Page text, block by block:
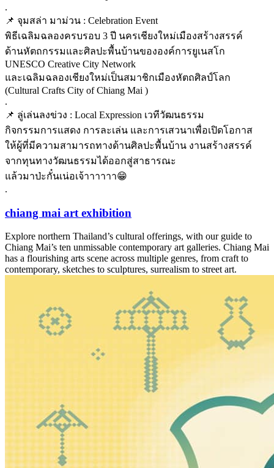
.
📌 จุมสล่า มาม่วน : Celebration Event
พิธีเฉลิมฉลองครบรอบ 3 ปี นครเชียงใหม่เมืองสร้างสรรค์
ด้านหัตถกรรมและศิลปะพื้นบ้านขององค์การยูเนสโก
UNESCO Creative City Network
และเฉลิมฉลองเชียงใหม่เป็นสมาชิกเมืองหัตถศิลป์โลก
(Cultural Crafts City of Chiang Mai )
.
📌 ลู่เล่นลงข่วง : Local Expression เวทีวัฒนธรรม
กิจกรรมการแสดง การละเล่น และการเสวนาเพื่อเปิดโอกาส
ให้ผู้ที่มีความสามารถทางด้านศิลปะพื้นบ้าน งานสร้างสรรค์
จากทุนทางวัฒนธรรมได้ออกสู่สาธารณะ
แล้วมาป่ะกั๋นเน่อเจ้าาาาาา😁
.
chiang mai art exhibition
Explore northern Thailand’s cultural offerings, with our guide to
Chiang Mai’s ten unmissable contemporary art galleries. Chiang Mai
has a flourishing arts scene across multiple genres, from craft to
contemporary, sketches to sculptures, surrealism to street art.